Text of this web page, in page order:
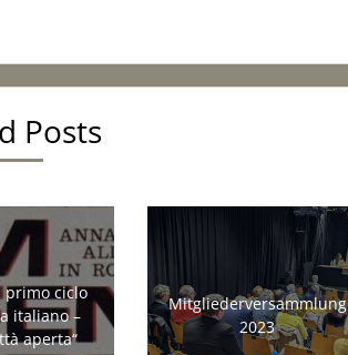
Posts
primo ciclo
italiano –
aperta“
Mitgliederversammlung
2023